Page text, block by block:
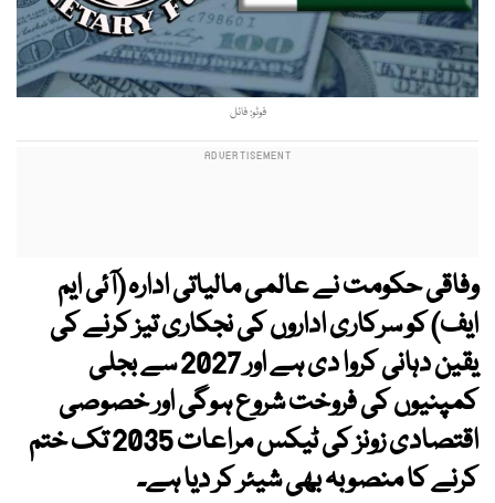
فوٹو: فائل
وفاقی حکومت نے عالمی مالیاتی ادارہ (آئی ایم
ایف) کو سرکاری اداروں کی نجکاری تیز کرنے کی
یقین دہانی کروا دی ہے اور 2027 سے بجلی
کمپنیوں کی فروخت شروع ہوگی اور خصوصی
اقتصادی زونز کی ٹیکس مراعات 2035 تک ختم
کرنے کا منصوبہ بھی شیئر کر دیا ہے۔